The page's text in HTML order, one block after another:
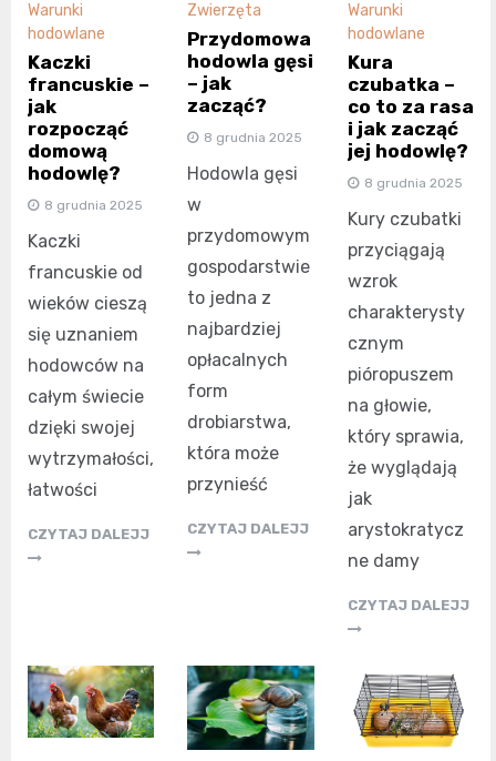
Warunki
hodowlane
Kaczki
francuskie –
jak
rozpocząć
domową
hodowlę?
8 grudnia 2025
Kaczki
francuskie od
wieków cieszą
się uznaniem
hodowców na
całym świecie
dzięki swojej
wytrzymałości,
łatwości
CZYTAJ DALEJJ
Zwierzęta
Przydomowa
hodowla gęsi
– jak
zacząć?
8 grudnia 2025
Hodowla gęsi
w
przydomowym
gospodarstwie
to jedna z
najbardziej
opłacalnych
form
drobiarstwa,
która może
przynieść
CZYTAJ DALEJJ
Warunki
hodowlane
Kura
czubatka –
co to za rasa
i jak zacząć
jej hodowlę?
8 grudnia 2025
Kury czubatki
przyciągają
wzrok
charakterysty
cznym
pióropuszem
na głowie,
który sprawia,
że wyglądają
jak
arystokratycz
ne damy
CZYTAJ DALEJJ